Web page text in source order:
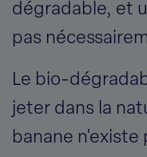
dégradable, et
pas
Le bio-
jeter dans la
banane n'existe